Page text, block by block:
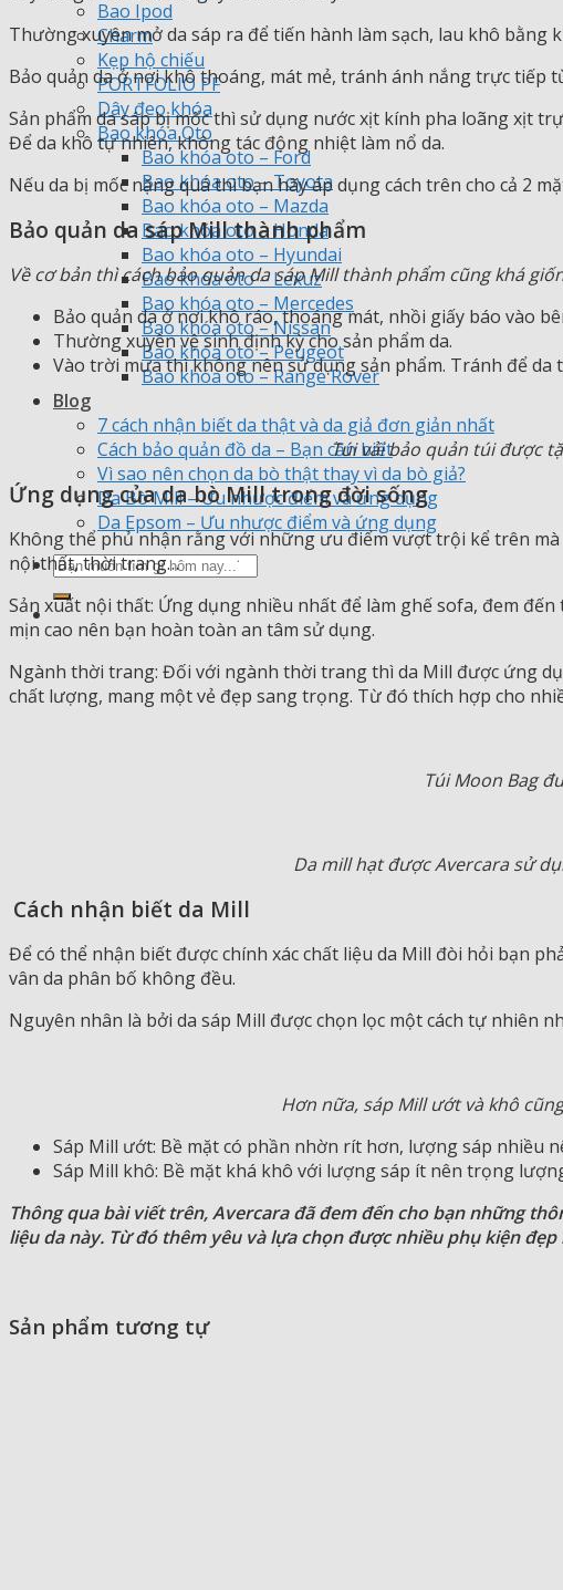
Bao Ipod
Charm
Kẹp hộ chiếu
PORTFOLIO PF
Dây đeo khóa
Bao khóa Oto
Bao khóa oto – Ford
Bao khóa oto – Toyota
Bao khóa oto – Mazda
Bao khóa oto – Honda
Bao khóa oto – Hyundai
Bao khóa oto – Lexuz
Bao khóa oto – Mercedes
Bao khóa oto – Nissan
Bao khóa oto – Peugeot
Bao khóa oto – Range Rover
Blog
7 cách nhận biết da thật và da giả đơn giản nhất
Cách bảo quản đồ da – Bạn cần biết
Vì sao nên chọn da bò thật thay vì da bò giả?
Da Bò Mill – Ưu nhược điểm và ứng dụng
Da Epsom – Ưu nhược điểm và ứng dụng
Tìm
kiếm:
Thường xuyên mở da sáp ra để tiến hành làm sạch, lau khô bằng
Bảo quản da ở nơi khô thoáng, mát mẻ, tránh ánh nắng trực tiếp
Sản phẩm da sáp bị mốc thì sử dụng nước xịt kính pha loãng xịt
Để da khô tự nhiên, không tác động nhiệt làm nổ da.
Nếu da bị mốc nặng quá thì bạn hãy áp dụng cách trên cho cả 2
Bảo quản da sáp Mill thành phẩm
Về cơ bản thì cách bảo quản da sáp Mill thành phẩm cũng khá
Bảo quản da ở nơi khô ráo, thoáng mát, nhồi giấy báo vào
Thường xuyên vệ sinh định kỳ cho sản phẩm da.
Vào trời mưa thì không nên sử dụng sản phẩm. Tránh để da
Túi vải bảo quản túi được
Ứng dụng của da bò Mill trong đời sống
Không thể phủ nhận rằng với những ưu điểm vượt trội kể trên
nội thất, thời trang…
Sản xuất nội thất: Ứng dụng nhiều nhất để làm ghế sofa, đem
mịn cao nên bạn hoàn toàn an tâm sử dụng.
Ngành thời trang: Đối với ngành thời trang thì da Mill được ứng
chất lượng, mang một vẻ đẹp sang trọng. Từ đó thích hợp cho
Túi Moon Bag
Da mill hạt được Avercara sử
Cách nhận biết da Mill
Để có thể nhận biết được chính xác chất liệu da Mill đòi hỏi bạn
vân da phân bố không đều.
Nguyên nhân là bởi da sáp Mill được chọn lọc một cách tự nhiên
Hơn nữa, sáp Mill ướt và khô
Sáp Mill ướt: Bề mặt có phần nhờn rít hơn, lượng sáp nhiều
Sáp Mill khô: Bề mặt khá khô với lượng sáp ít nên trọng
Thông qua bài viết trên, Avercara đã đem đến cho bạn những
liệu da này. Từ đó thêm yêu và lựa chọn được nhiều phụ kiện
Sản phẩm tương tự